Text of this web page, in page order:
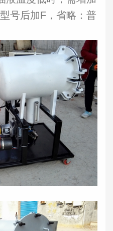
号后加F，省略：普